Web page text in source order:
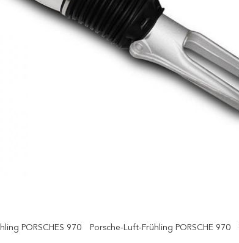
PORSCHES 970 Porsche-Luft-Frühling PORSCHE 970